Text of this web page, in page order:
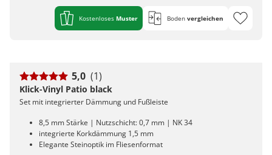
Kostenloses Muster Boden vergleichen
5,0 (1)
Klick-Vinyl Patio black
Set mit integrierter Dämmung und Fußleiste
8,5 mm Stärke | Nutzschicht: 0,7 mm | NK 34
integrierte Korkdämmung 1,5 mm
Elegante Steinoptik im Fliesenformat